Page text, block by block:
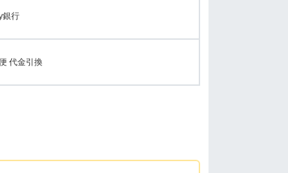
銀行
代金引換